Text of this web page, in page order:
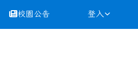
校園公告 登入